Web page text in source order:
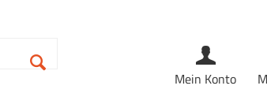
Mein Konto